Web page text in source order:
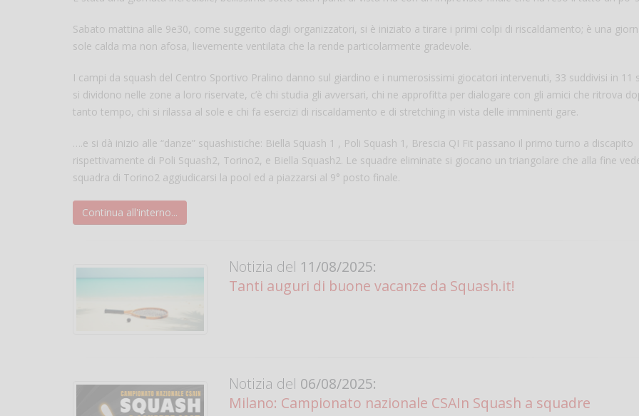
Sabato mattina alle 9e30, come suggerito dagli organizzatori, si è iniziato a tirare i primi colpi di riscaldamento; è una
sole calda ma non afosa, lievemente ventilata che la rende particolarmente gradevole.
I campi da squash del Centro Sportivo Pralino danno sul giardino e i numerosissimi giocatori intervenuti, 33 suddivisi in 11
si dividono nelle zone a loro riservate, c’è chi studia gli avversari, chi ne approfitta per dialogare con gli amici che ritrova
tanto tempo, chi si rilassa al sole e chi fa esercizi di riscaldamento e di stretching in vista delle imminenti gare.
….e si dà inizio alle “danze” squashistiche: Biella Squash 1 , Poli Squash 1, Brescia QI Fit passano il primo turno a discapito
rispettivamente di Poli Squash2, Torino2, e Biella Squash2. Le squadre eliminate si giocano un triangolare che alla fine
squadra di Torino2 aggiudicarsi la pool ed a piazzarsi al 9° posto finale.
Continua all'interno...
Notizia del 11/08/2025:
Tanti auguri di buone vacanze da Squash.it!
Notizia del 06/08/2025:
Milano: Campionato nazionale CSAIn Squash a squadre
Salve,
come fare per prenotare
il campo per giocare con
Grazie
Che figata pazzesca!